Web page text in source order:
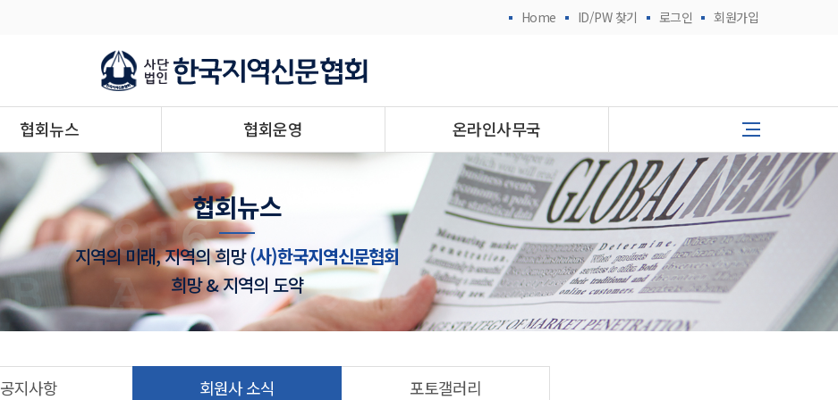
Home ID/PW 찾기 로그인 회원가입
협회뉴스 협회운영 온라인사무국
협회뉴스
지역의 미래, 지역의 희망(사)한국지역신문협회
희망 & 지역의 도약
공지사항 회원사 소식 포토갤러리